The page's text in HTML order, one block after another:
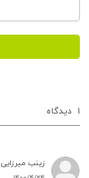
۱ دیدگاه‌
زینب میرزایی